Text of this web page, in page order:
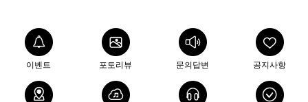
이벤트 포토리뷰 문의답변 공지사항